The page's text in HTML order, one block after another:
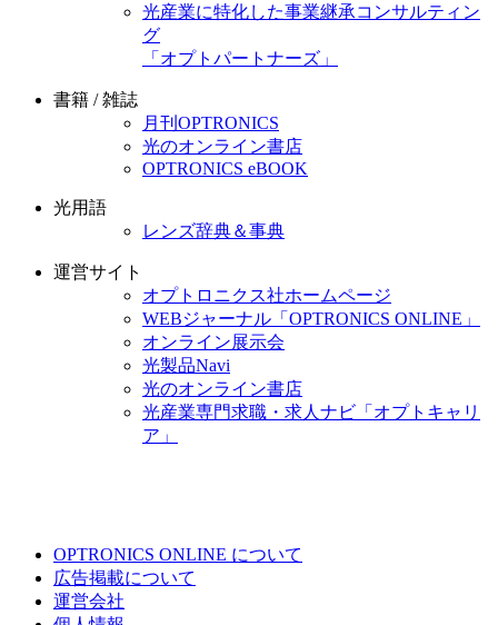
光産業に特化した事業継承コンサルティン
グ
「オプトパートナーズ」
書籍 / 雑誌
月刊OPTRONICS
光のオンライン書店
OPTRONICS eBOOK
光用語
レンズ辞典＆事典
運営サイト
オプトロニクス社ホームページ
WEBジャーナル「OPTRONICS ONLINE」
オンライン展示会
光製品Navi
光のオンライン書店
光産業専門求職・求人ナビ「オプトキャリ
ア」
OPTRONICS ONLINE について
広告掲載について
運営会社